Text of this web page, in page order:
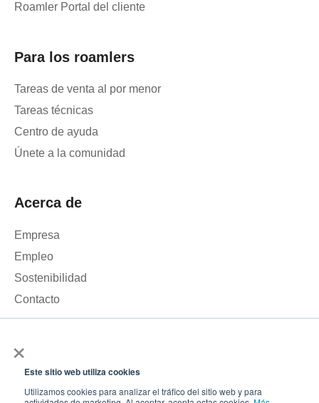
×
Este sitio web utiliza cookies
Utilizamos cookies para analizar el tráfico del sitio web y para
Utilizamos cookies para analizar el tráfico de nuestra página
web y mejorar tu experiencia. Al hacer clic en «Aceptar», das tu
Roamler Portal del cliente
Para los roamlers
Tareas de venta al por menor
Tareas técnicas
Centro de ayuda
Únete a la comunidad
Acerca de
Empresa
Empleo
Sostenibilidad
Contacto
© 2026 – Roamler .V. Términos y condiciones
Política de